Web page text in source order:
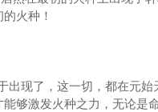
火种！
出现了，这一切，都在元始
够激发火种之力，无论是